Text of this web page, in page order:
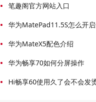
笔趣阁官方网站入口
华为MatePad11.5S怎么开
华为MateX5配色介绍
华为畅享70如何分屏操作
Hi畅享60使用久了会不会发